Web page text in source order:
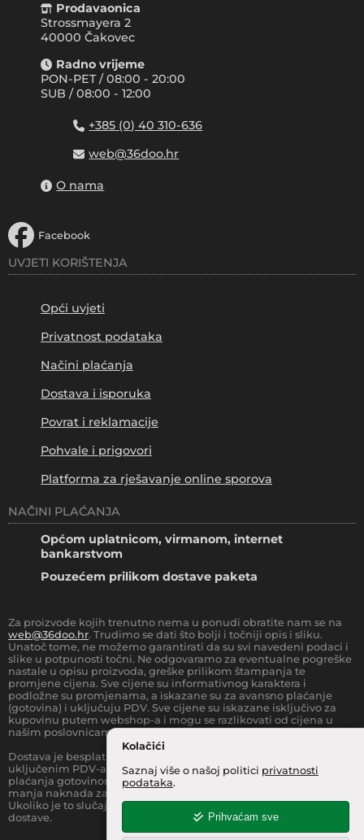
Kolačići
Saznaj više o našoj politici privatnosti
podataka.
Prihvaćam sve
Prodavaonica
Strossmayera 2
40000 Čakovec
Radno vrijeme
PON-PET / 08:00 - 20:00
SUB / 08:00 - 12:00
+385 (0) 40 310-636
web@36doo.hr
O nama
Facebook
UVJETI KORIŠTENJA
Opći uvjeti
Privatnost podataka
Načini plaćanja
Dostava i isporuka
Povrat i reklamacije
Pohvale i prigovori
Platforma za rješavanje online sporova
NAČINI PLAĆANJA
Općom uplatnicom, virmanom, internet
bankarstvom
Pouzećem prilikom dostave paketa
Za proizvode kojih trenutno nema u ponudi obratite nam se na
web@36doo.hr. Trudimo se dati što bolji i točniji opis i sliku.
Unatoč tome, ne možemo garantirati da su svi navedeni podaci i
slike u potpunosti točni. Ne odgovaramo za eventualne pogreške
nastale u opisu proizvoda, greške prilikom štampanja te
promjene cijena. Sve cijene su informativnog karaktera i
podložne su promjenama, a iskazane su za avansno plaćanje
(gotovina) i uključuju PDV. Sve cijene su iskazane isključivo za
kupovinu putem webshop-a i mogu se razlikovati od cijena u
našim poslovnicama.
Dostava je besplatna za sve narudžbe iznad
uključenim PDV-a) za Zonu 1 (cijela RH, osim otoka).Prilikom
plaćanja gotovinom pri dostavi robe na kućnu adresu, moguća je
manja naknada za rad sa gotovinom na strani dostavne službe.
Ukoliko je to slučaj, to je jasno označeno pri samom iznosu
dostave.